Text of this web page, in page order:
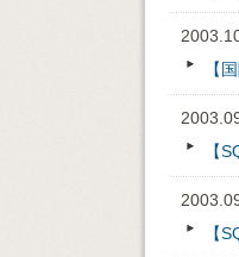
【
【
【